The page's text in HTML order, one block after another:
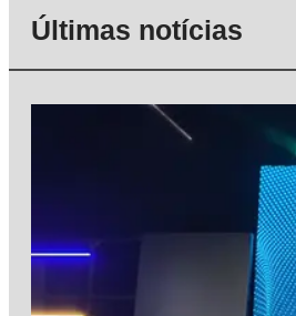
Últimas notícias